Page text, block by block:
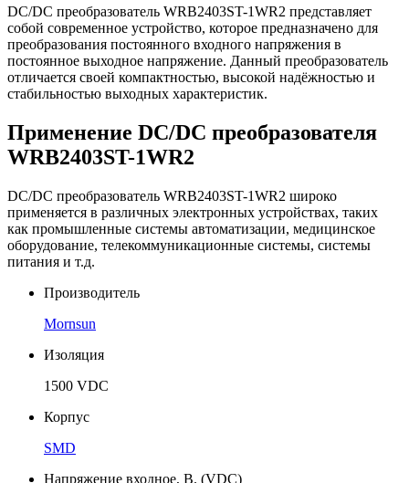
DC/DC преобразователь WRB2403ST-1WR2 представляет
собой современное устройство, которое предназначено для
преобразования постоянного входного напряжения в
постоянное выходное напряжение. Данный преобразователь
отличается своей компактностью, высокой надёжностью и
стабильностью выходных характеристик.
Применение DC/DC преобразователя
WRB2403ST-1WR2
DC/DC преобразователь WRB2403ST-1WR2 широко
применяется в различных электронных устройствах, таких
как промышленные системы автоматизации, медицинское
оборудование, телекоммуникационные системы, системы
питания и т.д.
Производитель
Mornsun
Изоляция
1500 VDC
Корпус
SMD
Напряжение входное, В. (VDC)